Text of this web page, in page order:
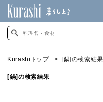
Kurashiトップ [鍋]の検索結果
[鍋]の検索結果